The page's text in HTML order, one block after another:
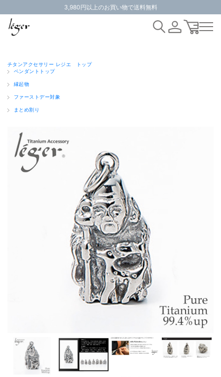
3,980円以上のお買い物で送料無料
チタンアクセサリー レジエ トップ
ペンダントトップ
縁起物
ファーストデー対象
まとめ割り